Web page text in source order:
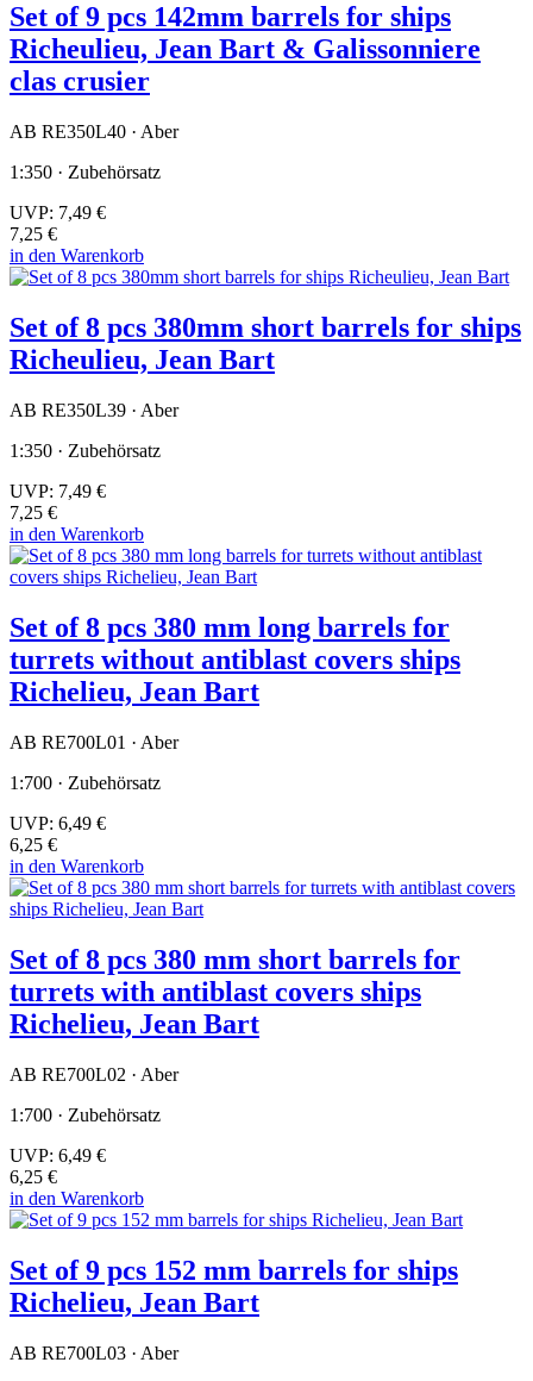
Set of 9 pcs 142mm barrels for ships
Richeulieu, Jean Bart & Galissonniere
clas crusier
AB RE350L40 · Aber
1:350 · Zubehörsatz
UVP: 7,49 €
7,25 €
in den Warenkorb
Set of 8 pcs 380mm short barrels for ships
Richeulieu, Jean Bart
AB RE350L39 · Aber
1:350 · Zubehörsatz
UVP: 7,49 €
7,25 €
in den Warenkorb
Set of 8 pcs 380 mm long barrels for
turrets without antiblast covers ships
Richelieu, Jean Bart
AB RE700L01 · Aber
1:700 · Zubehörsatz
UVP: 6,49 €
6,25 €
in den Warenkorb
Set of 8 pcs 380 mm short barrels for
turrets with antiblast covers ships
Richelieu, Jean Bart
AB RE700L02 · Aber
1:700 · Zubehörsatz
UVP: 6,49 €
6,25 €
in den Warenkorb
Set of 9 pcs 152 mm barrels for ships
Richelieu, Jean Bart
AB RE700L03 · Aber